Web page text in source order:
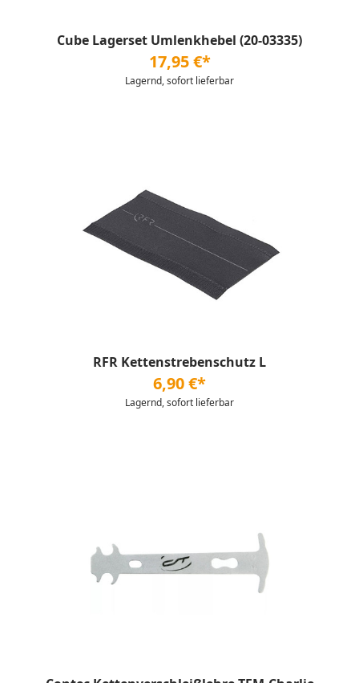
Cube Lagerset Umlenkhebel (20-03335)
17,95 €*
Lagernd, sofort lieferbar
RFR Kettenstrebenschutz L
6,90 €*
Lagernd, sofort lieferbar